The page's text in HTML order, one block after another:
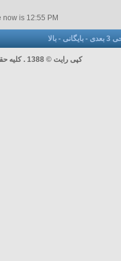
now is 12:55 PM
- بایگانی - بالا
کپی رایت © 1388 . کلیه حقوق برای وبگاه حرف روز محفوظ است